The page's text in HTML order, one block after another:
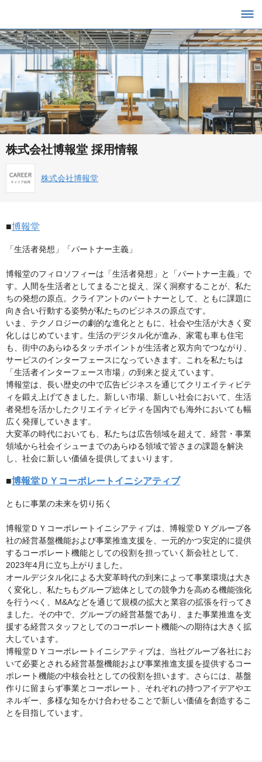
株式会社博報堂 採用情報
株式会社博報堂
■博報堂
「生活者発想」「パートナー主義」
博報堂のフィロソフィーは「生活者発想」と「パートナー主義」で
す。人間を生活者としてまるごと捉え、深く洞察することが、私た
ちの発想の原点。クライアントのパートナーとして、ともに課題に
向き合い行動する姿勢が私たちのビジネスの原点です。
いま、テクノロジーの劇的な進化とともに、社会や生活が大きく変
化しはじめています。生活のデジタル化が進み、家電も車も住宅
も、街中のあらゆるタッチポイントが生活者と双方向でつながり、
サービスのインターフェースになっていきます。これを私たちは
「生活者インターフェース市場」の到来と捉えています。
博報堂は、長い歴史の中で広告ビジネスを通じてクリエイティビテ
ィを鍛え上げてきました。新しい市場、新しい社会において、生活
者発想を活かしたクリエイティビティを国内でも海外においても幅
広く発揮していきます。
大変革の時代においても、私たちは広告領域を超えて、経営・事業
領域から社会イシューまでのあらゆる領域で皆さまの課題を解決
し、社会に新しい価値を提供してまいります。
■博報堂ＤＹコーポレートイニシアティブ
ともに事業の未来を切り拓く
博報堂ＤＹコーポレートイニシアティブは、博報堂ＤＹグループ各
社の経営基盤機能および事業推進支援を、一元的かつ安定的に提供
するコーポレート機能としての役割を担っていく新会社として、
2023年4月に立ち上がりました。
オールデジタル化による大変革時代の到来によって事業環境は大き
く変化し、私たちもグループ総体としての競争力を高める機能強化
を行うべく、M&Aなどを通じて規模の拡大と業容の拡張を行ってき
ました。その中で、グループの経営基盤であり、また事業推進を支
援する経営スタッフとしてのコーポレート機能への期待は大きく拡
大しています。
博報堂ＤＹコーポレートイニシアティブは、当社グループ各社にお
いて必要とされる経営基盤機能および事業推進支援を提供するコー
ポレート機能の中核会社としての役割を担います。さらには、基盤
作りに留まらず事業とコーポレート、それぞれの持つアイデアやエ
ネルギー、多様な知をかけ合わせることで新しい価値を創造するこ
とを目指しています。